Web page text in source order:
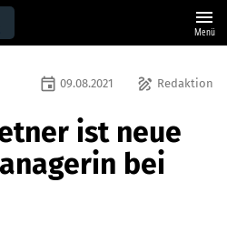
menu
Menü
draw Redaktion
event 09.08.2021
ist neue
bei